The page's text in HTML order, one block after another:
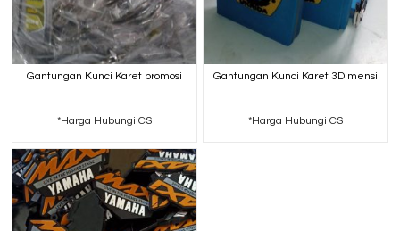
Gantungan Kunci Karet promosi
*Harga Hubungi CS
Gantungan Kunci Karet 3Dimensi
*Harga Hubungi CS